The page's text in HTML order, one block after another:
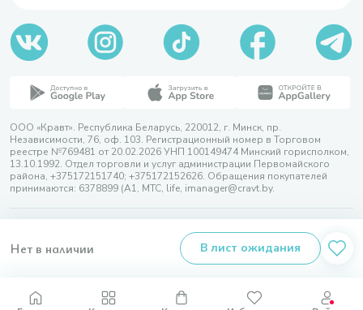
Нет в наличии В лист ожидания
ООО «Кравт». Республика Беларусь, 220012, г. Минск, пр.
Независимости, 76, оф. 103. Регистрационный номер в Торговом
реестре №769481 от 20.02.2026 УНП 100149474 Минский горисполком,
13.10.1992. Отдел торговли и услуг администрации Первомайского
района, +375172151740; +375172152626. Обращения покупателей
принимаются: 6378899 (А1, МТС, life, imanager@cravt.by.
Разработка сайта — SLAM
Выбор настроек Cookie